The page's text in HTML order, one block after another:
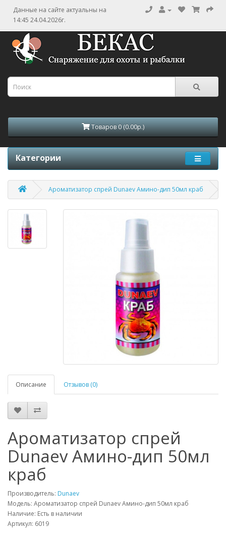
Данные на сайте актуальны на
14:45 24.04.2026г.
Товаров 0 (0.00р.)
Категории
Ароматизатор спрей Dunaev Амино-дип 50мл краб
Описание Отзывов (0)
Ароматизатор спрей
Dunaev Амино-дип 50мл
краб
Производитель: Dunaev
Модель: Ароматизатор спрей Dunaev Амино-дип 50мл краб
Наличие: Есть в наличии
Артикул: 6019